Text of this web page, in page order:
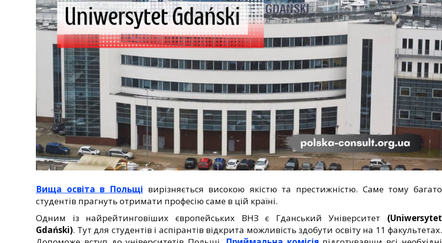
Вища освіта в Польщі вирізняється високою якістю та престижністю. Саме тому багато
студентів прагнуть отримати професію саме в цій країні.
Одним із найрейтинговіших європейських ВНЗ є Гданський Університет (Uniwersytet
Gdański). Тут для студентів і аспірантів відкрита можливість здобути освіту на 11 факультетах.